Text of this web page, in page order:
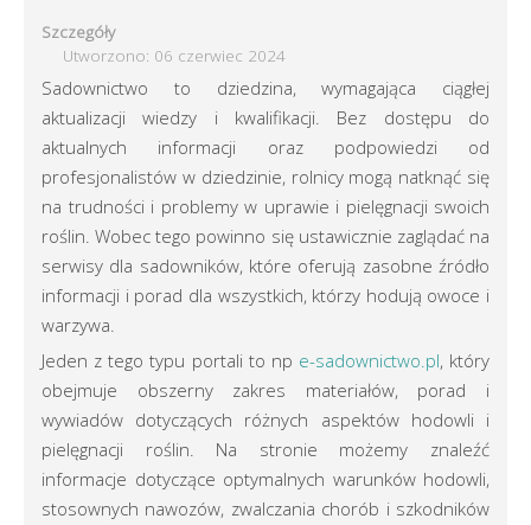
Szczegóły
Utworzono: 06 czerwiec 2024
Sadownictwo to dziedzina, wymagająca ciągłej
aktualizacji wiedzy i kwalifikacji. Bez dostępu do
aktualnych informacji oraz podpowiedzi od
profesjonalistów w dziedzinie, rolnicy mogą natknąć się
na trudności i problemy w uprawie i pielęgnacji swoich
roślin. Wobec tego powinno się ustawicznie zaglądać na
serwisy dla sadowników, które oferują zasobne źródło
informacji i porad dla wszystkich, którzy hodują owoce i
warzywa.
Jeden z tego typu portali to np e-sadownictwo.pl, który
obejmuje obszerny zakres materiałów, porad i
wywiadów dotyczących różnych aspektów hodowli i
pielęgnacji roślin. Na stronie możemy znaleźć
informacje dotyczące optymalnych warunków hodowli,
stosownych nawozów, zwalczania chorób i szkodników